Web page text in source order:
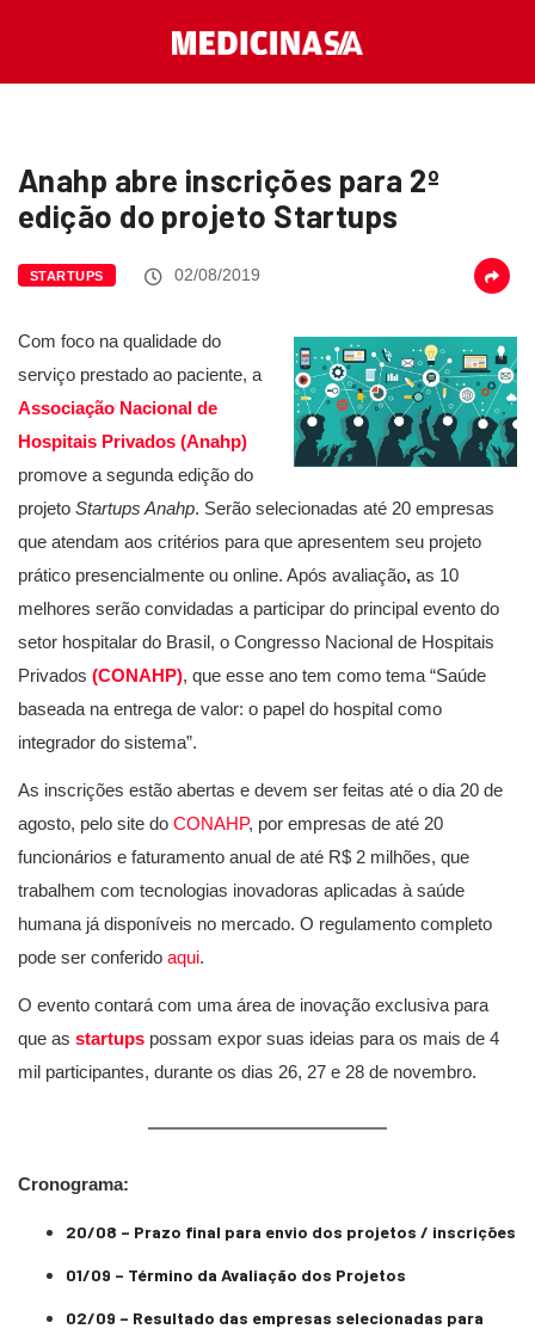
Anahp abre inscrições para 2º
edição do projeto Startups
STARTUPS 02/08/2019
Com foco na qualidade do
serviço prestado ao paciente, a
Associação Nacional de
Hospitais Privados (Anahp)
promove a segunda edição do
projeto Startups Anahp. Serão selecionadas até 20 empresas
que atendam aos critérios para que apresentem seu projeto
prático presencialmente ou online. Após avaliação, as 10
melhores serão convidadas a participar do principal evento do
setor hospitalar do Brasil, o Congresso Nacional de Hospitais
Privados (CONAHP), que esse ano tem como tema “Saúde
baseada na entrega de valor: o papel do hospital como
integrador do sistema”.
As inscrições estão abertas e devem ser feitas até o dia 20 de
agosto, pelo site do CONAHP, por empresas de até 20
funcionários e faturamento anual de até R$ 2 milhões, que
trabalhem com tecnologias inovadoras aplicadas à saúde
humana já disponíveis no mercado. O regulamento completo
pode ser conferido aqui.
O evento contará com uma área de inovação exclusiva para
que as startups possam expor suas ideias para os mais de 4
mil participantes, durante os dias 26, 27 e 28 de novembro.
Cronograma:
20/08 – Prazo final para envio dos projetos / inscrições
01/09 – Término da Avaliação dos Projetos
02/09 – Resultado das empresas selecionadas para